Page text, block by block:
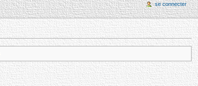
se connecter